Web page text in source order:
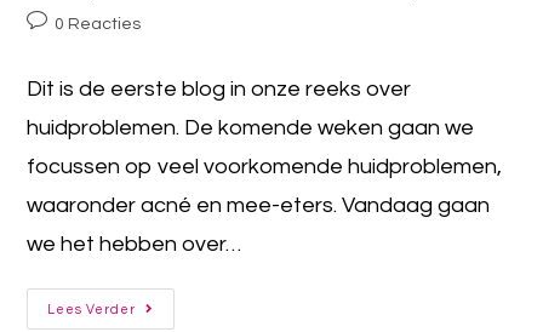
0 Reacties
Dit is de eerste blog in onze reeks over
huidproblemen. De komende weken gaan we
focussen op veel voorkomende huidproblemen,
waaronder acné en mee-eters. Vandaag gaan
we het hebben over…
Lees Verder